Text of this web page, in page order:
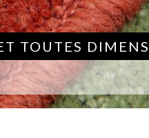
TOUTES